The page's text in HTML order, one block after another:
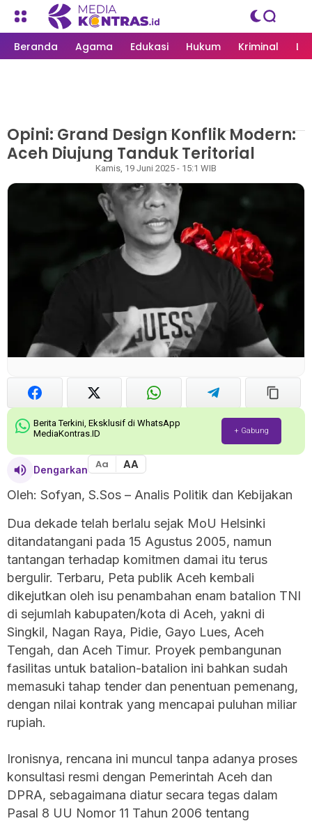
Beranda Agama Edukasi Hukum Kriminal
MEDIAKONTRAS.ID/ OPINI
Opini: Grand Design Konflik Modern:
Aceh Diujung Tanduk Teritorial
Kamis, 19 Juni 2025 - 15:1 WIB
Berita Terkini, Eksklusif di WhatsApp
MediaKontras.ID
+ Gabung
Dengarkan Aa AA
Oleh: Sofyan, S.Sos – Analis Politik dan Kebijakan
Dua dekade telah berlalu sejak MoU Helsinki
ditandatangani pada 15 Agustus 2005, namun
tantangan terhadap komitmen damai itu terus
bergulir. Terbaru, Peta publik Aceh kembali
dikejutkan oleh isu penambahan enam batalion TNI
di sejumlah kabupaten/kota di Aceh, yakni di
Singkil, Nagan Raya, Pidie, Gayo Lues, Aceh
Tengah, dan Aceh Timur. Proyek pembangunan
fasilitas untuk batalion-batalion ini bahkan sudah
memasuki tahap tender dan penentuan pemenang,
dengan nilai kontrak yang mencapai puluhan miliar
rupiah.
Ironisnya, rencana ini muncul tanpa adanya proses
konsultasi resmi dengan Pemerintah Aceh dan
DPRA, sebagaimana diatur secara tegas dalam
Pasal 8 UU Nomor 11 Tahun 2006 tentang